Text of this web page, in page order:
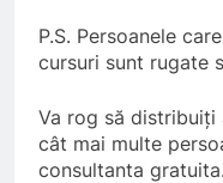
P.S. Persoanele
cursuri sunt rugate
Va rog să distribuiți
cât mai multe
consultanta gratuita.